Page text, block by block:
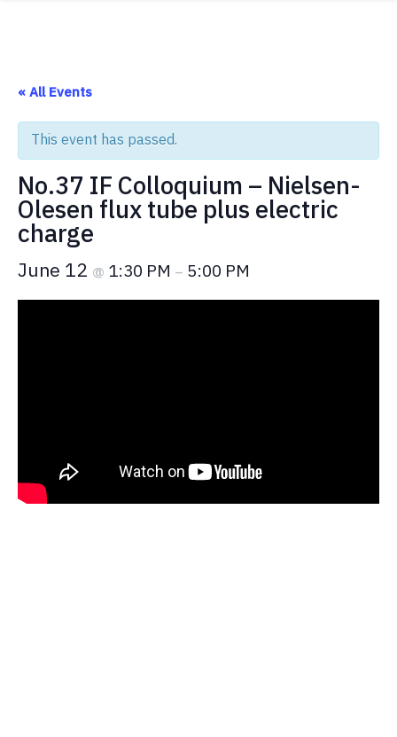
RESEARCH
NEWS & EVENT
Apply Now!
« All Events
This event has passed.
No.37 IF Colloquium – Nielsen-
Olesen flux tube plus electric
charge
June 12 @ 1:30 PM – 5:00 PM